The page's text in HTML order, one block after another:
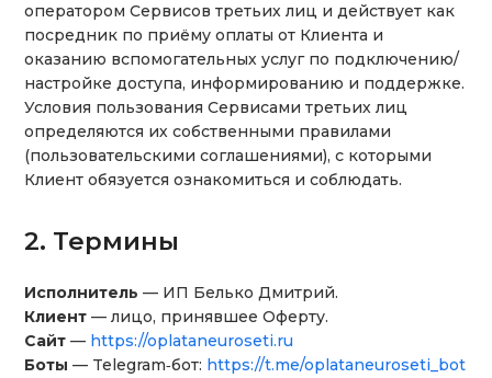
оператором Сервисов третьих лиц и действует как
посредник по приёму оплаты от Клиента и
оказанию вспомогательных услуг по подключению/
настройке доступа, информированию и поддержке.
Условия пользования Сервисами третьих лиц
определяются их собственными правилами
(пользовательскими соглашениями), с которыми
Клиент обязуется ознакомиться и соблюдать.
2. Термины
Исполнитель — ИП Белько Дмитрий.
Клиент — лицо, принявшее Оферту.
Сайт ­— https://oplataneuroseti.ru
Боты — Telegram‑бот: https://t.me/oplataneuroseti_bot